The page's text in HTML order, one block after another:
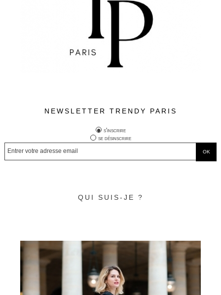
NEWSLETTER TRENDY PARIS
s'inscrire
se désinscrire
QUI SUIS-JE ?